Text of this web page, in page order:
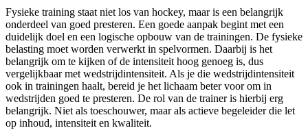
Fysieke training staat niet los van hockey, maar is een belangrijk
onderdeel van goed presteren. Een goede aanpak begint met een
duidelijk doel en een logische opbouw van de trainingen. De fysieke
belasting moet worden verwerkt in spelvormen. Daarbij is het
belangrijk om te kijken of de intensiteit hoog genoeg is, dus
vergelijkbaar met wedstrijdintensiteit. Als je die wedstrijdintensiteit
ook in trainingen haalt, bereid je het lichaam beter voor om in
wedstrijden goed te presteren. De rol van de trainer is hierbij erg
belangrijk. Niet als toeschouwer, maar als actieve begeleider die let
op inhoud, intensiteit en kwaliteit.